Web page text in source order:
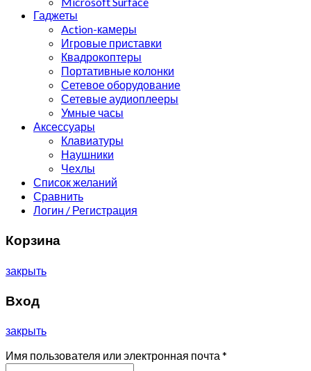
Гаджеты
Action-камеры
Игровые приставки
Квадрокоптеры
Портативные колонки
Сетевое оборудование
Сетевые аудиоплееры
Умные часы
Аксессуары
Клавиатуры
Наушники
Чехлы
Список желаний
Сравнить
Логин / Регистрация
Корзина
закрыть
Вход
закрыть
Имя пользователя или электронная почта *